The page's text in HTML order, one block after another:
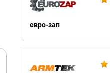
евро-зап